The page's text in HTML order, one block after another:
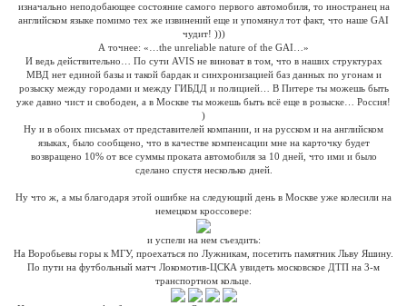
изначально неподобающее состояние самого первого автомобиля, то иностранец на
английском языке помимо тех же извинений еще и упомянул тот факт, что наше GAI
чудит! )))
А точнее: «…the unreliable nature of the GAI…»
И ведь действительно… По сути AVIS не виноват в том, что в наших структурах
МВД нет единой базы и такой бардак и синхронизацией баз данных по угонам и
розыску между городами и между ГИБДД и полицией… В Питере ты можешь быть
уже давно чист и свободен, а в Москве ты можешь быть всё еще в розыске… Россия!
)
Ну и в обоих письмах от представителей компании, и на русском и на английском
языках, было сообщено, что в качестве компенсации мне на карточку будет
возвращено 10% от все суммы проката автомобиля за 10 дней, что ими и было
сделано спустя несколько дней.
Ну что ж, а мы благодаря этой ошибке на следующий день в Москве уже колесили на
немецком кроссовере:
и успели на нем съездить:
На Воробьевы горы к МГУ, проехаться по Лужникам, посетить памятник Льву Яшину.
По пути на футбольный матч Локомотив-ЦСКА увидеть московское ДТП на 3-м
транспортном кольце.